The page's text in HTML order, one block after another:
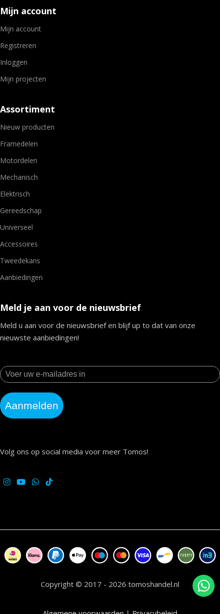
Mijn account
Mijn account
Registreren
Inloggen
Mijn projecten
Assortiment
Nieuw producten
Framedelen
Motordelen
Mechanisch
Elektrisch
Gereedschap
Universeel
Accessoires
Tweedekans
Aanbiedingen
Meld je aan voor de nieuwsbrief
Meld u aan voor de nieuwsbrief en blijf up to dat van onze
nieuwste aanbiedingen!
Aanmelden
Volg ons op social media voor meer Tomos!
Copyright © 2017 - 2026 tomoshandel.nl